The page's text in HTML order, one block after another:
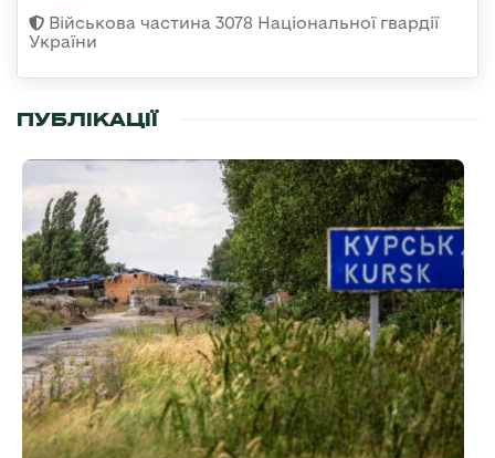
Військова частина 3078 Національної гвардії
України
ПУБЛІКАЦІЇ